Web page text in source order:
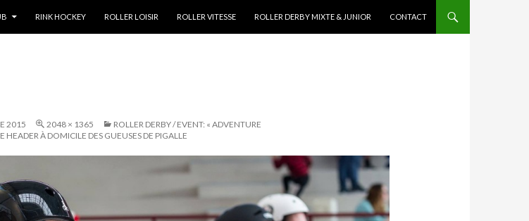
RINK HOCKEY ROLLER LOISIR ROLLER VITESSE ROLLER DERBY MIXTE & JUNIOR CONTACT
2015 2048 × 1365
ROLLER DERBY / EVENT: « ADVENTURE
HEADER À DOMICILE DES GUEUSES DE PIGALLE